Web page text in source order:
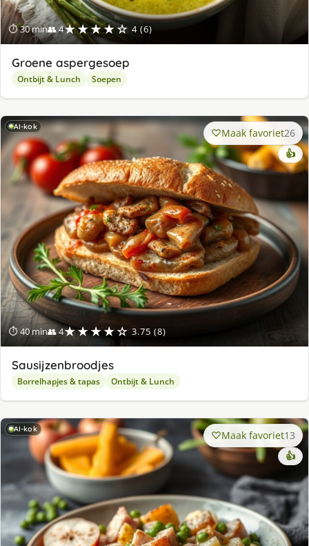
⏱ 30 min👥 4★★★★☆ 4 (6)
Groene aspergesoep
Ontbijt & Lunch Soepen
AI-kok
⏱ 40 min👥 4★★★★☆ 3.75 (8)
Maak favoriet26
👍
Sausijzenbroodjes
Borrelhapjes & tapas Ontbijt & Lunch
AI-kok Maak favoriet13
👍